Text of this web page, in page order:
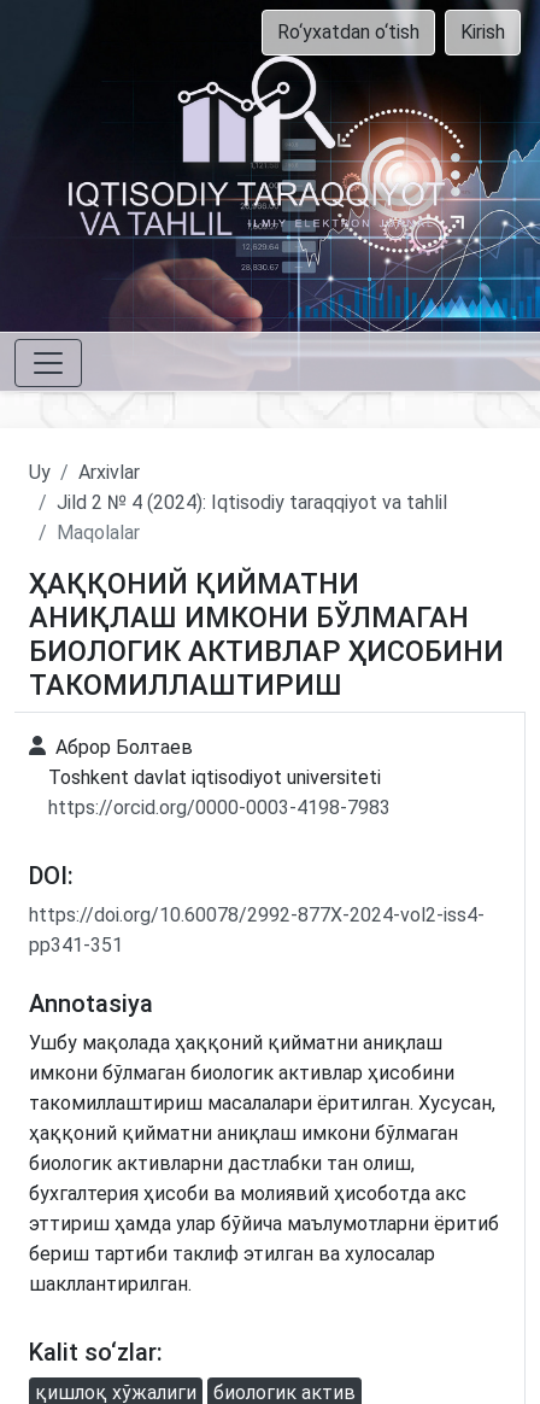
Ro‘yxatdan o‘tish Kirish
Uy
Arxivlar
Jild 2 № 4 (2024): Iqtisodiy taraqqiyot va tahlil
Maqolalar
ҲАҚҚОНИЙ ҚИЙМАТНИ
АНИҚЛАШ ИМКОНИ БЎЛМАГАН
БИОЛОГИК АКТИВЛАР ҲИСОБИНИ
ТАКОМИЛЛАШТИРИШ
Аброр Болтаев
Toshkent davlat iqtisodiyot universiteti
https://orcid.org/0000-0003-4198-7983
DOI:
https://doi.org/10.60078/2992-877X-2024-vol2-iss4-
pp341-351
Annotasiya
Ушбу мақолада ҳаққоний қийматни аниқлаш
имкони бўлмаган биологик активлар ҳисобини
такомиллаштириш масалалари ёритилган. Хусусан,
ҳаққоний қийматни аниқлаш имкони бўлмаган
биологик активларни дастлабки тан олиш,
бухгалтерия ҳисоби ва молиявий ҳисоботда акс
эттириш ҳамда улар бўйича маълумотларни ёритиб
бериш тартиби таклиф этилган ва хулосалар
шакллантирилган.
Kalit so‘zlar:
қишлоқ хўжалиги
биологик актив